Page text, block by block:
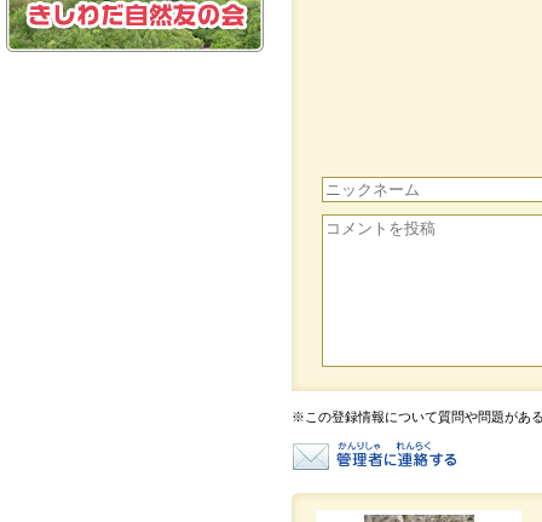
※この登録情報について質問や問題があ